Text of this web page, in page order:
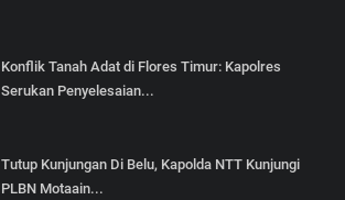
Konflik Tanah Adat di Flores Timur: Kapolres
Serukan Penyelesaian...
Tutup Kunjungan Di Belu, Kapolda NTT Kunjungi
PLBN Motaain...